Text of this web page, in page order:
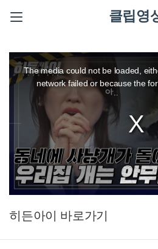
클립영
is
a
modal
window.
The media could not be loaded,
network failed or because the
히든아이